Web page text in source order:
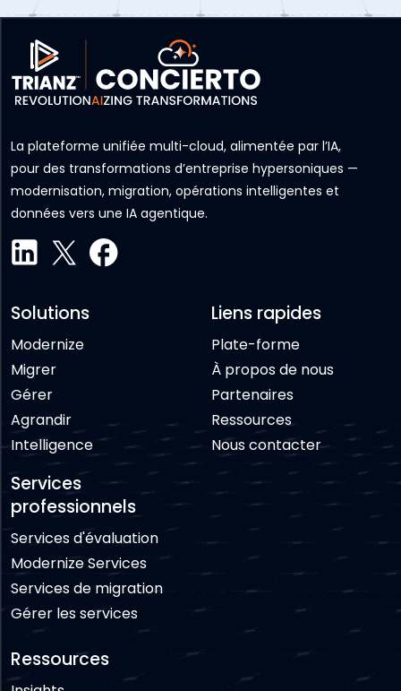
La plateforme unifiée multi-cloud, alimentée par l’IA,
pour des transformations d’entreprise hypersoniques —
modernisation, migration, opérations intelligentes et
données vers une IA agentique.
Solutions
Modernize
Migrer
Gérer
Agrandir
Intelligence
Services
professionnels
Services d'évaluation
Modernize Services
Services de migration
Gérer les services
Liens rapides
Plate-forme
À propos de nous
Partenaires
Ressources
Nous contacter
Ressources